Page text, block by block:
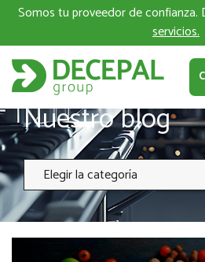
Somos tu proveedor de confianza.
servicios.
Nuestro blog